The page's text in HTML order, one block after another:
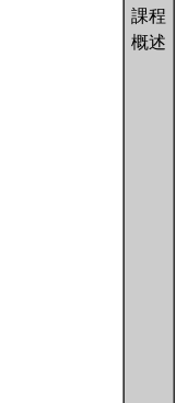
課程
概述